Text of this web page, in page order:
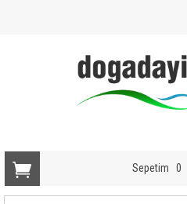
Sepetim 0